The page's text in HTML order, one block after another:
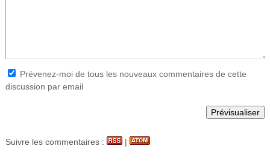
Prévenez-moi de tous les nouveaux commentaires de cette
discussion par email
Suivre les commentaires : |